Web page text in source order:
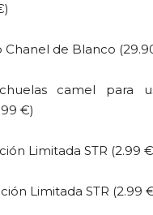
de Blanco
camel para
€)
Limitada STR (2.99
Limitada STR (2.99